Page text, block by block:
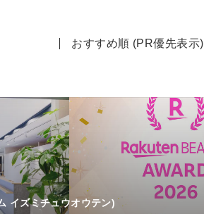
おすすめ順 (PR優先表示)
イズミチュウオウテン)